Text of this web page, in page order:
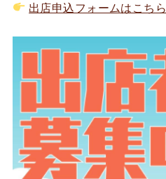
出店申込フォームはこちら